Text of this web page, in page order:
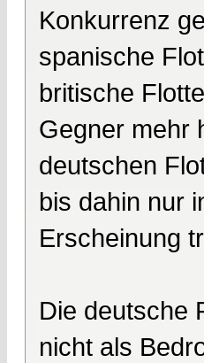
Konkurrenz
spanische
britische
Gegner mehr
deutschen
bis dahin nur
Erscheinung
Die deutsche
nicht als